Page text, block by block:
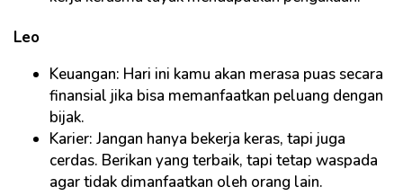
Leo
Keuangan: Hari ini kamu akan merasa puas secara
finansial jika bisa memanfaatkan peluang dengan
bijak.
Karier: Jangan hanya bekerja keras, tapi juga
cerdas. Berikan yang terbaik, tapi tetap waspada
agar tidak dimanfaatkan oleh orang lain.